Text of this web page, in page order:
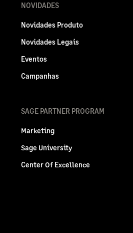
NOVIDADES
Novidades Produto
Novidades Legais
Eventos
Campanhas
SAGE PARTNER PROGRAM
Marketing
Sage University
Center Of Excellence